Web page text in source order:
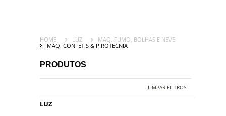
HOME LUZ
MAQ. FUMO, BOLHAS E NEVE
MAQ. CONFETIS & PIROTECNIA
PRODUTOS
LIMPAR FILTROS
LUZ